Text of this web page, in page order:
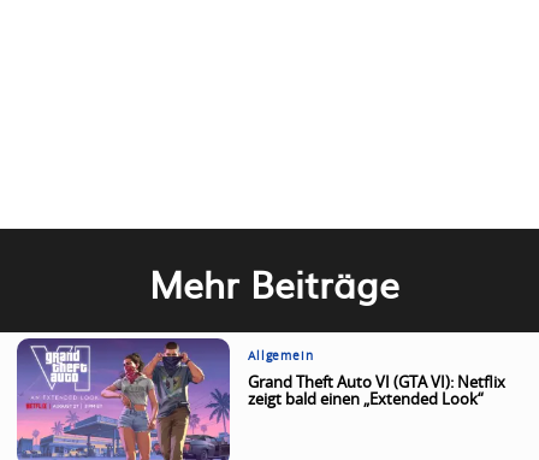
Mehr Beiträge
Allgemein
Grand Theft Auto VI (GTA VI): Netflix
zeigt bald einen „Extended Look“